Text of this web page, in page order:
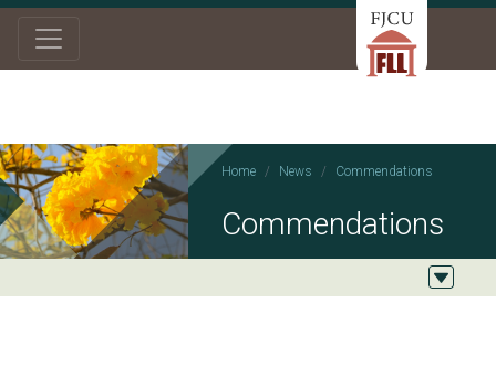
Home News Commendations
Commendations